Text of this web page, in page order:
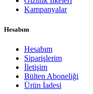
Kampanyalar
Hesabım
Hesabım
Siparişlerim
İletişim
Bülten Aboneliği
Ürün İadesi